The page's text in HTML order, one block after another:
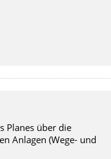
Planes über die
Anlagen (Wege- und